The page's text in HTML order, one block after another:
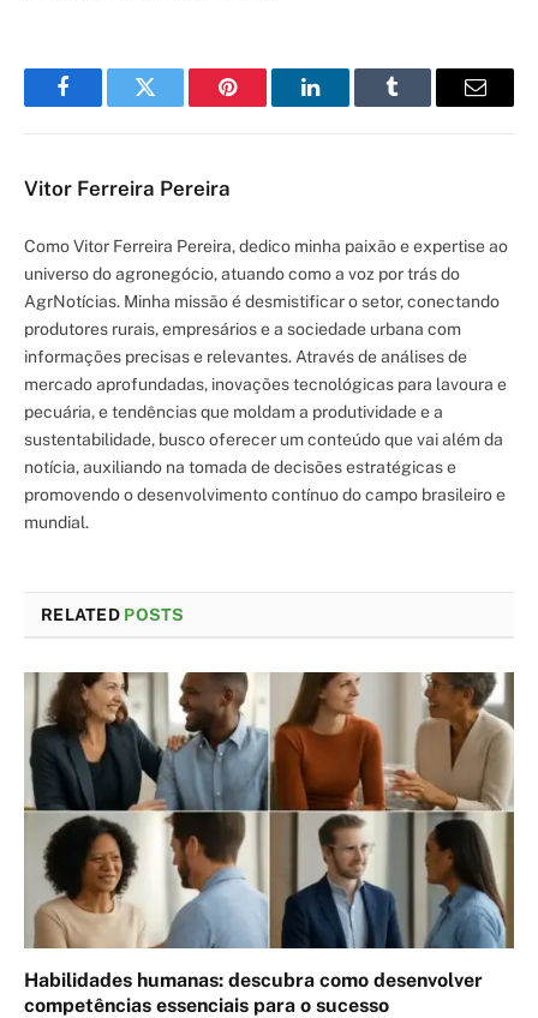
FacebookTwitter Pinterest LinkedInTumblr Email
Vitor Ferreira Pereira
Como Vitor Ferreira Pereira, dedico minha paixão e expertise ao
universo do agronegócio, atuando como a voz por trás do
AgrNotícias. Minha missão é desmistificar o setor, conectando
produtores rurais, empresários e a sociedade urbana com
informações precisas e relevantes. Através de análises de
mercado aprofundadas, inovações tecnológicas para lavoura e
pecuária, e tendências que moldam a produtividade e a
sustentabilidade, busco oferecer um conteúdo que vai além da
notícia, auxiliando na tomada de decisões estratégicas e
promovendo o desenvolvimento contínuo do campo brasileiro e
mundial.
RELATED POSTS
Habilidades humanas: descubra como desenvolver
competências essenciais para o sucesso